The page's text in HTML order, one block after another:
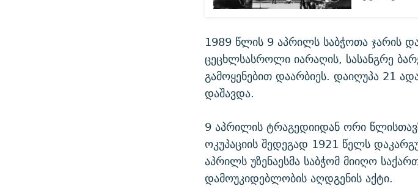
1989 წლის 9 აპრილს საბჭოთა ჯარის
ცეცხლსასროლი იარაღის, სასანგრე
გამოყენებით დაარბიეს. დაიღუპა 21
დაშავდა.
9 აპრილის ტრაგედიიდან ორი
ოკუპაციის შედეგად 1921 წელს
აპრილს უზენაესმა საბჭომ მიიღო
დამოუკიდებლობის აღდგენის აქტი.